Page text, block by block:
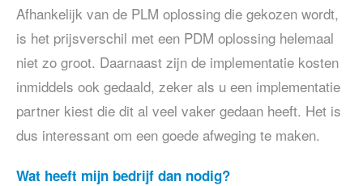
Afhankelijk van de PLM oplossing die gekozen wordt,
is het prijsverschil met een PDM oplossing helemaal
niet zo groot. Daarnaast zijn de implementatie kosten
inmiddels ook gedaald, zeker als u een implementatie
partner kiest die dit al veel vaker gedaan heeft. Het is
dus interessant om een goede afweging te maken.
Wat heeft mijn bedrijf dan nodig?